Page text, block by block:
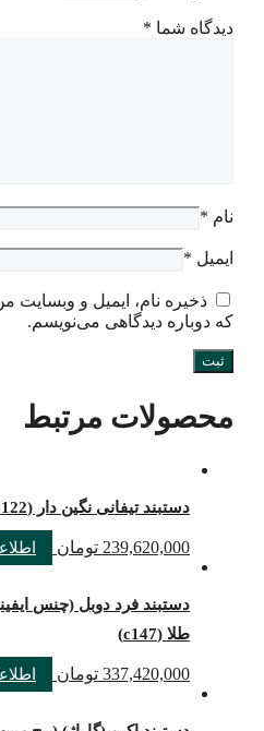
دیدگاه شما *
نام *
ایمیل *
ذخیره نام، ایمیل و وبسایت
که دوباره دیدگاهی می‌نویسم.
محصولات مرتبط
دستبند تیفانی نگین دار (C122)
239,620,000 تومان
طلا (c147)
337,420,000 تومان